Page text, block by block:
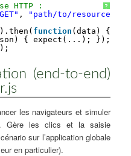
?
HTTP :
, "path/to/resource"
).then( function (data) {
{ expect(...); });
(end-to-end)
les navigateurs et simuler
Gère les clics et la saisie
sur l’application globale
en particulier).